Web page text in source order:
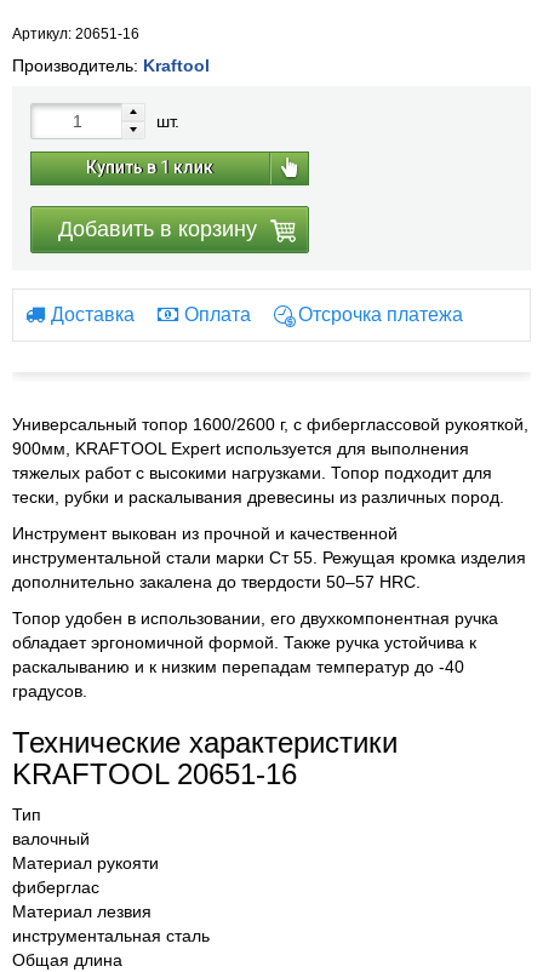
Артикул: 20651-16
Производитель: Kraftool
шт.
Купить в 1 клик
Добавить в корзину
Доставка Оплата Отсрочка платежа
Универсальный топор 1600/2600 г, с фиберглассовой рукояткой,
900мм, KRAFTOOL Expert используется для выполнения
тяжелых работ с высокими нагрузками. Топор подходит для
тески, рубки и раскалывания древесины из различных пород.
Инструмент выкован из прочной и качественной
инструментальной стали марки Ст 55. Режущая кромка изделия
дополнительно закалена до твердости 50–57 HRC.
Топор удобен в использовании, его двухкомпонентная ручка
обладает эргономичной формой. Также ручка устойчива к
раскалыванию и к низким перепадам температур до -40
градусов.
Технические характеристики
KRAFTOOL 20651-16
Тип
валочный
Материал рукояти
фиберглас
Материал лезвия
инструментальная сталь
Общая длина